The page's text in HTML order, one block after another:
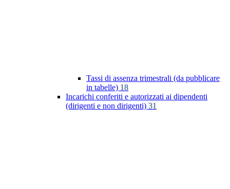
Tassi di assenza trimestrali (da pubblicare
in tabelle) 18
Incarichi conferiti e autorizzati ai dipendenti
(dirigenti e non dirigenti) 31